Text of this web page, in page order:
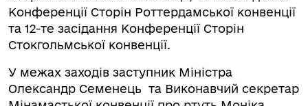
Конференції Сторін Роттердамської конвенції
та 12-те засідання Конференції Сторін
Стокгольмської конвенції.
У межах заходів заступник Міністра
Олександр Семенець та Виконавчий секретар